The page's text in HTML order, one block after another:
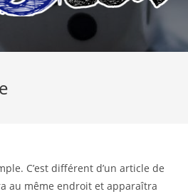
C’est différent d’un article de
au même endroit et apparaîtra